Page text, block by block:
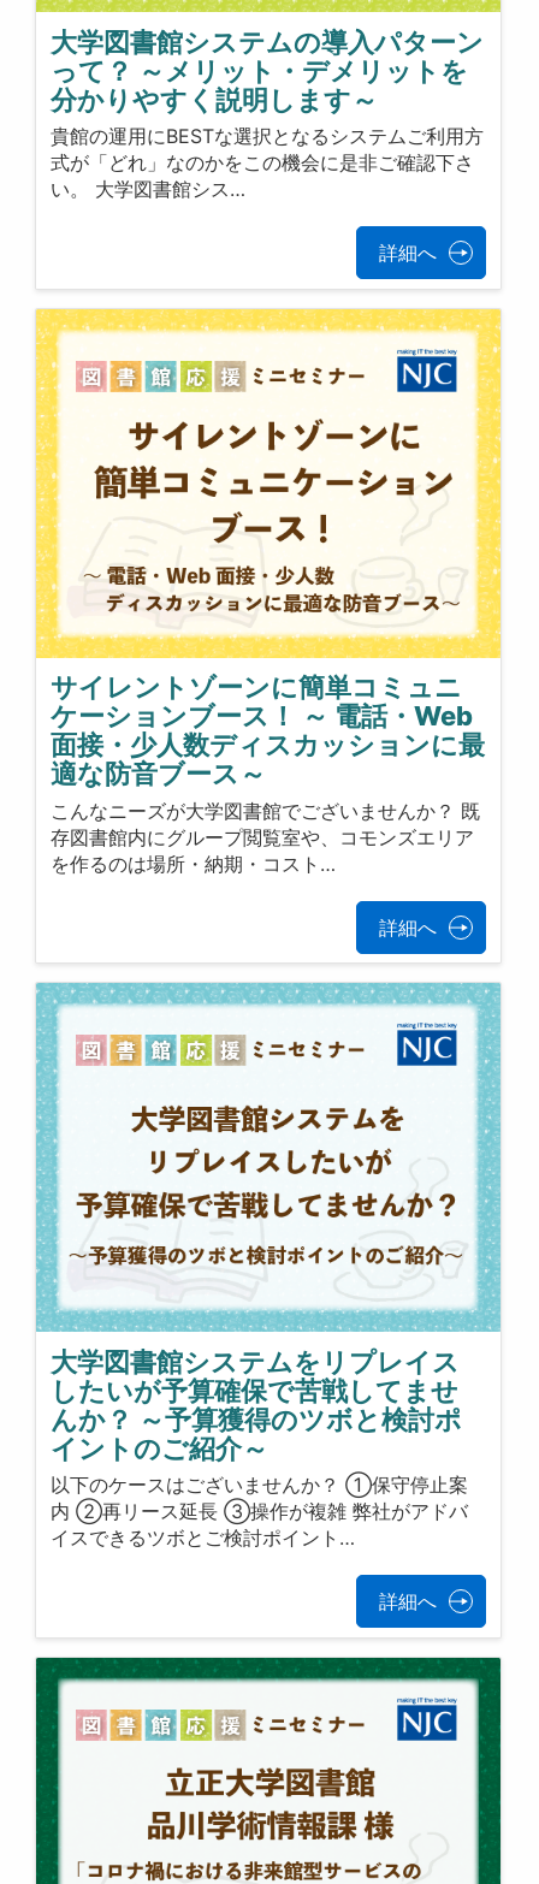
大学図書館システムの導入パターン
って？ ～メリット・デメリットを
分かりやすく説明します～
貴館の運用にBESTな選択となるシステムご利用方
式が「どれ」なのかをこの機会に是非ご確認下さ
い。 大学図書館シス…
詳細へ
サイレントゾーンに簡単コミュニ
ケーションブース！ ～ 電話・Web
面接・少人数ディスカッションに最
適な防音ブース～
こんなニーズが大学図書館でございませんか？ 既
存図書館内にグループ閲覧室や、コモンズエリア
を作るのは場所・納期・コスト…
詳細へ
大学図書館システムをリプレイス
したいが予算確保で苦戦してませ
んか？ ～予算獲得のツボと検討ポ
イントのご紹介～
以下のケースはございませんか？ ①保守停止案
内 ②再リース延長 ③操作が複雑 弊社がアドバ
イスできるツボとご検討ポイント…
詳細へ